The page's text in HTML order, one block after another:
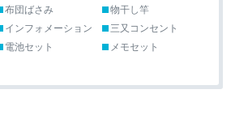
布団ばさみ
物干し竿
インフォメーション
三又コンセント
電池セット
メモセット